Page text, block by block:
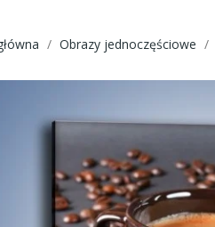
Obrazy jednoczęściowe